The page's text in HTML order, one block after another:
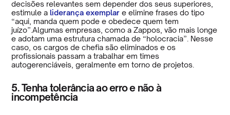
decisões relevantes sem depender dos seus superiores,
estimule aliderança exemplar e elimine frases do tipo
“aqui, manda quem pode e obedece quem tem
juízo”.Algumas empresas, como a Zappos, vão mais longe
e adotam uma estrutura chamada de “holocracia”. Nesse
caso, os cargos de chefia são eliminados e os
profissionais passam a trabalhar em times
autogerenciáveis, geralmente em torno de projetos.
5. Tenha tolerância ao erro e não à
incompetência